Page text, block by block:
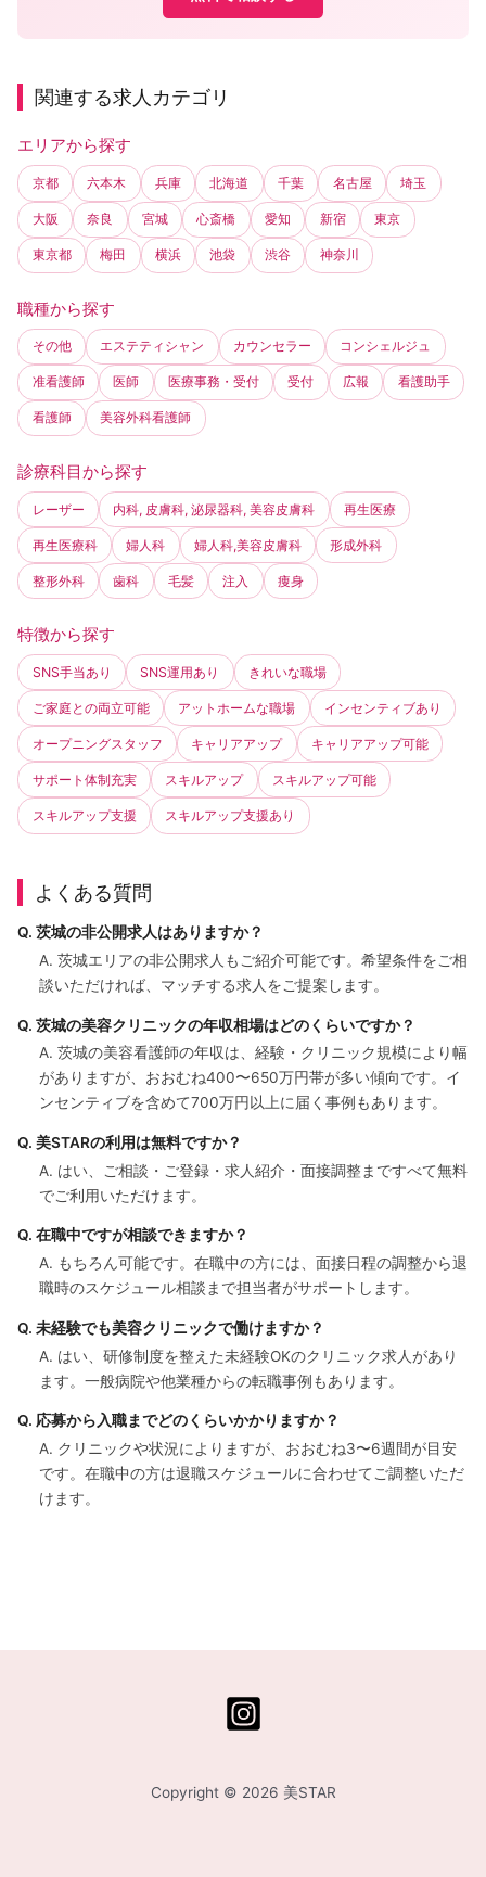
関連する求人カテゴリ
エリアから探す
京都 六本木 兵庫 北海道 千葉 名古屋 埼玉
大阪 奈良 宮城 心斎橋 愛知 新宿 東京
東京都 梅田 横浜 池袋 渋谷 神奈川
職種から探す
その他 エステティシャン カウンセラー コンシェルジュ
准看護師 医師 医療事務・受付 受付 広報 看護助手
看護師 美容外科看護師
診療科目から探す
レーザー 内科, 皮膚科, 泌尿器科, 美容皮膚科 再生医療
再生医療科 婦人科 婦人科,美容皮膚科 形成外科
整形外科 歯科 毛髪 注入 痩身
特徴から探す
SNS手当あり SNS運用あり きれいな職場
ご家庭との両立可能 アットホームな職場 インセンティブあり
オープニングスタッフ キャリアアップ キャリアアップ可能
サポート体制充実 スキルアップ スキルアップ可能
スキルアップ支援 スキルアップ支援あり
よくある質問
Q. 茨城の非公開求人はありますか？
A. 茨城エリアの非公開求人もご紹介可能です。希望条件をご相
談いただければ、マッチする求人をご提案します。
Q. 茨城の美容クリニックの年収相場はどのくらいですか？
A. 茨城の美容看護師の年収は、経験・クリニック規模により幅
がありますが、おおむね400〜650万円帯が多い傾向です。イ
ンセンティブを含めて700万円以上に届く事例もあります。
Q. 美STARの利用は無料ですか？
A. はい、ご相談・ご登録・求人紹介・面接調整まですべて無料
でご利用いただけます。
Q. 在職中ですが相談できますか？
A. もちろん可能です。在職中の方には、面接日程の調整から退
職時のスケジュール相談まで担当者がサポートします。
Q. 未経験でも美容クリニックで働けますか？
A. はい、研修制度を整えた未経験OKのクリニック求人があり
ます。一般病院や他業種からの転職事例もあります。
Q. 応募から入職までどのくらいかかりますか？
A. クリニックや状況によりますが、おおむね3〜6週間が目安
です。在職中の方は退職スケジュールに合わせてご調整いただ
けます。
Copyright © 2026 美STAR